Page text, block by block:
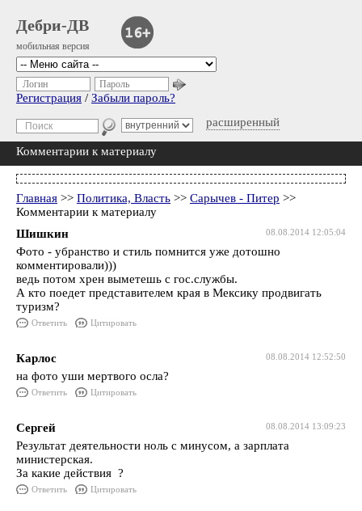
Дебри-ДВ
мобильная версия
расширенный
Логин Пароль
Регистрация / Забыли пароль?
Комментарии к материалу
Главная >> Политика, Власть >> Сарычев - Питер >>
Комментарии к материалу
08.08.2014 12:05:04
Шишкин
Фото - убранство и стиль помнится уже дотошно
комментировали)))
ведь потом хрен выметешь с гос.службы.
А кто поедет представителем края в Мексику продвигать
туризм?
Ответить Цитировать
08.08.2014 12:52:50
Карлос
на фото уши мертвого осла?
Ответить Цитировать
08.08.2014 13:09:23
Сергей
Результат деятельности ноль с минусом, а зарплата
министерская.
За какие действия ?
Ответить Цитировать